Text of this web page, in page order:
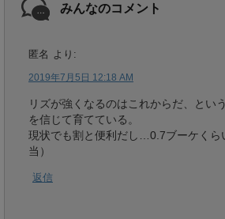
みんなのコメント
匿名 より:
2019年7月5日 12:18 AM
リズが強くなるのはこれからだ、とい
を信じて育てている。
現状でも割と便利だし…0.7ブーケくら
当）
返信